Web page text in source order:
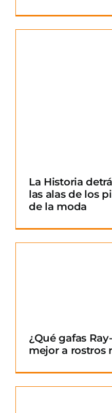
La Historia
las alas de los
de la moda
¿Qué gafas
mejor a rostros